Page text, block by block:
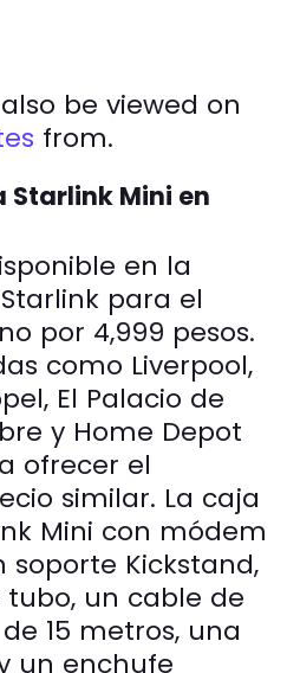
be viewed on
from.
Starlink Mini en
en la
para el
por 4,999 pesos.
como Liverpool,
El Palacio de
y Home Depot
ofrecer el
similar. La caja
Mini con módem
soporte Kickstand,
un cable de
15 metros, una
un enchufe